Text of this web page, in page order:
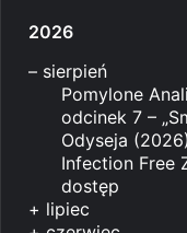
2026
– sierpień
Pomylone
odcinek 7 –
Odyseja (2026)
Infection Free
dostęp
+ lipiec